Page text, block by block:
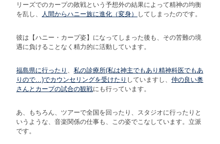
リーズでのカープの敗戦という予想外の結果によって精神の均衡
を乱し、
人間からハニー族に進化（変身） してしまったのです。
彼は【ハニー・カープ姿】になってしまった後も、その苦難の境
遇に負けることなく精力的に活動しています。
福島県に行ったり 、 私の診療所(私は神主でもあり精神科医でもあ
りので…)でカウンセリングを受けたり していますし、 仲の良い奥
さんとカープの試合の観戦にも行っています。
あ、もちろん、ツアーで全国を回ったり、スタジオに行ったりと
いうような、音楽関係の仕事も、この姿でこなしています。立派
です。